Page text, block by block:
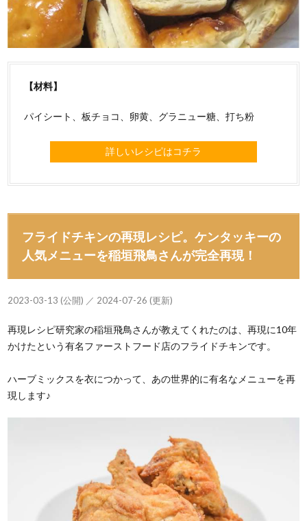
【材料】
パイシート、板チョコ、卵黄、グラニュー糖、打ち粉
詳しいレシピはコチラ
フライドチキンの再現レシピ。ケンタッキーの
人気メニューを稲垣飛鳥さんが完全再現！
2023-03-13 (公開) ／ 2024-07-26 (更新)
再現レシピ研究家の稲垣飛鳥さんが教えてくれたのは、再現に10年
かけたという有名ファーストフード店のフライドチキンです。
ハーブミックスを衣につかって、あの世界的に有名なメニューを再
現します♪